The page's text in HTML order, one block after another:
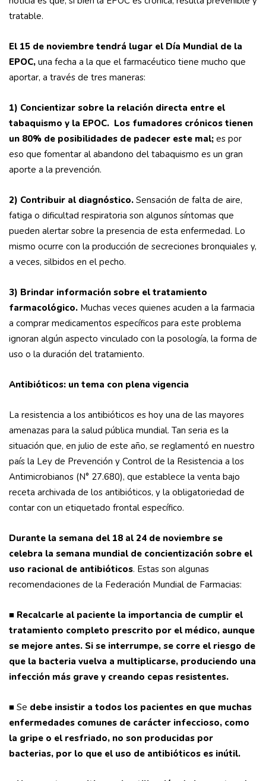
tratable.
El 15 de noviembre tendrá lugar el Día Mundial de la
EPOC, una fecha a la que el farmacéutico tiene mucho que
aportar, a través de tres maneras:
1) Concientizar sobre la relación directa entre el
tabaquismo y la EPOC. Los fumadores crónicos tienen
un 80% de posibilidades de padecer este mal; es por
eso que fomentar al abandono del tabaquismo es un gran
aporte a la prevención.
2) Contribuir al diagnóstico. Sensación de falta de aire,
fatiga o dificultad respiratoria son algunos síntomas que
pueden alertar sobre la presencia de esta enfermedad. Lo
mismo ocurre con la producción de secreciones bronquiales y,
a veces, silbidos en el pecho.
3) Brindar información sobre el tratamiento
farmacológico. Muchas veces quienes acuden a la farmacia
a comprar medicamentos específicos para este problema
ignoran algún aspecto vinculado con la posología, la forma de
uso o la duración del tratamiento.
Antibióticos: un tema con plena vigencia
La resistencia a los antibióticos es hoy una de las mayores
amenazas para la salud pública mundial. Tan seria es la
situación que, en julio de este año, se reglamentó en nuestro
país la Ley de Prevención y Control de la Resistencia a los
Antimicrobianos (N° 27.680), que establece la venta bajo
receta archivada de los antibióticos, y la obligatoriedad de
contar con un etiquetado frontal específico.
Durante la semana del 18 al 24 de noviembre se
celebra la semana mundial de concientización sobre el
uso racional de antibióticos. Estas son algunas
recomendaciones de la Federación Mundial de Farmacias:
■ Recalcarle al paciente la importancia de cumplir el
tratamiento completo prescrito por el médico, aunque
se mejore antes. Si se interrumpe, se corre el riesgo de
que la bacteria vuelva a multiplicarse, produciendo una
infección más grave y creando cepas resistentes.
■ Se debe insistir a todos los pacientes en que muchas
enfermedades comunes de carácter infeccioso, como
la gripe o el resfriado, no son producidas por
bacterias, por lo que el uso de antibióticos es inútil.